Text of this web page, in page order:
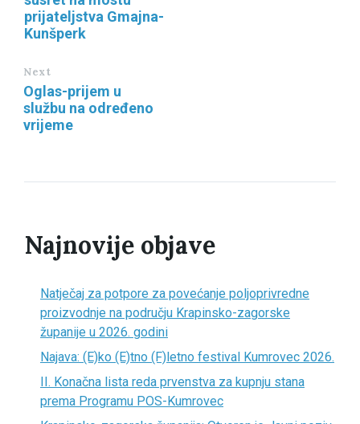
prijateljstva Gmajna-
Kunšperk
Next
Oglas-prijem u
službu na određeno
vrijeme
Najnovije objave
Natječaj za potpore za povećanje poljoprivredne
proizvodnje na području Krapinsko-zagorske
županije u 2026. godini
Najava: (E)ko (E)tno (F)letno festival Kumrovec 2026.
II. Konačna lista reda prvenstva za kupnju stana
prema Programu POS-Kumrovec